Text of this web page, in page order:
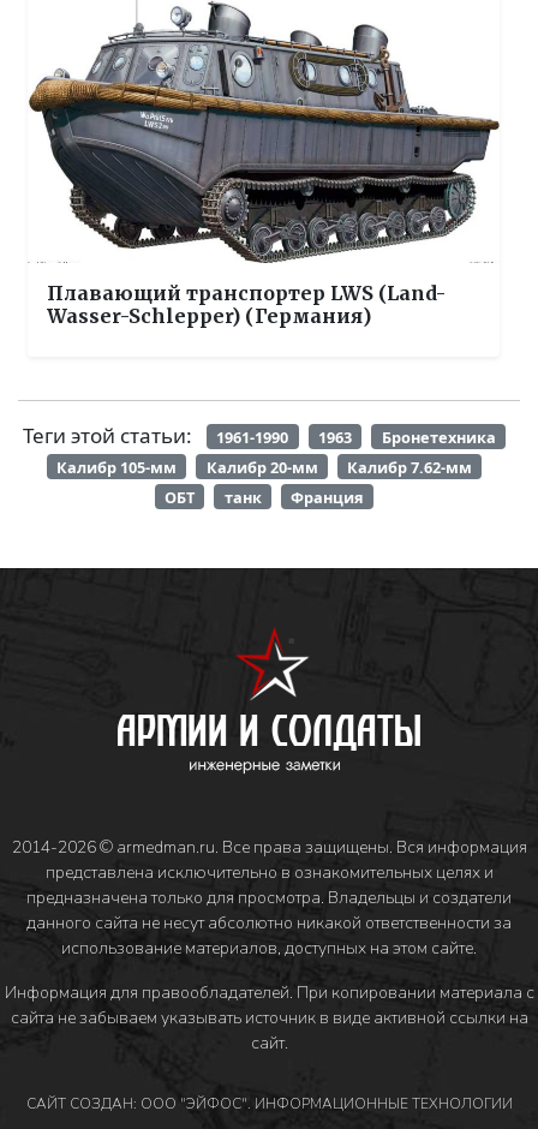
Плавающий транспортер LWS (Land-
Wasser-Schlepper) (Германия)
Теги этой статьи: 1961-1990 1963
Бронетехника
Калибр 105-мм
Калибр 20-мм
Калибр 7.62-мм
ОБТ
танк Франция
2014-2026 © armedman.ru. Все права защищены. Вся информация
представлена исключительно в ознакомительных целях и
предназначена только для просмотра. Владельцы и создатели
данного сайта не несут абсолютно никакой ответственности за
использование материалов, доступных на этом сайте.
Информация для правообладателей. При копировании материала с
сайта не забываем указывать источник в виде активной ссылки на
сайт.
САЙТ СОЗДАН: ООО "ЭЙФОС". ИНФОРМАЦИОННЫЕ ТЕХНОЛОГИИ